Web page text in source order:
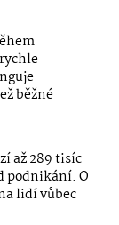
běžné
až 289 tisíc
podnikání. O
lidí vůbec